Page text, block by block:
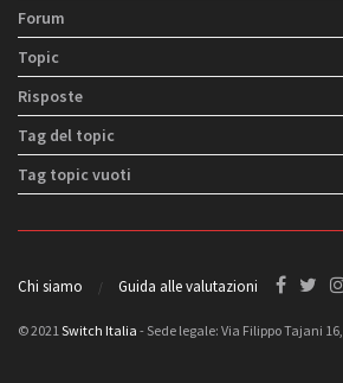
Forum
Topic
Risposte
Tag del topic
Tag topic vuoti
Chi siamo Guida alle valutazioni
© 2021Switch Italia - Sede legale: Via Filippo Tajani